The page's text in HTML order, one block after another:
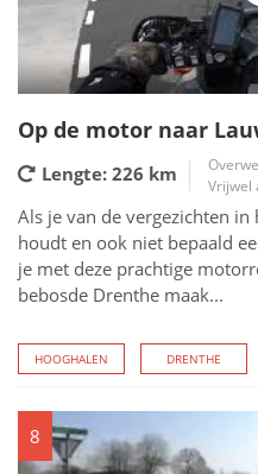
Op de motor naar
Lengte: 226 km
Vrijwel
Als je van de vergezichten
houdt en ook niet bepaald
je met deze prachtige
bebosde Drenthe maak...
HOOGHALEN DRENTHE
8